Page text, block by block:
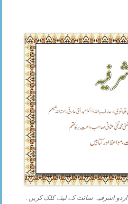
اردو اشرفیہ سائٹ کے لیئے کلک کریں۔